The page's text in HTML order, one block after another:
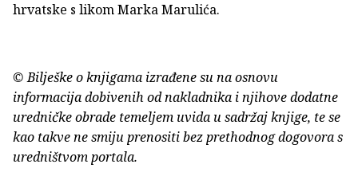
hrvatske s likom Marka Marulića.
© Bilješke o knjigama izrađene su na osnovu
informacija dobivenih od nakladnika i njihove dodatne
uredničke obrade temeljem uvida u sadržaj knjige, te se
kao takve ne smiju prenositi bez prethodnog dogovora s
uredništvom portala.